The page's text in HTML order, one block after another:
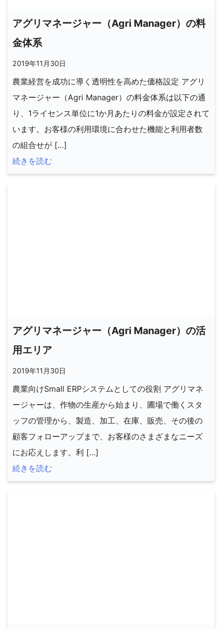
アグリマネージャー（Agri Manager）の料
金体系
2019年11月30日
農業経営を成功に導く透明性を高めた価格設定 アグリ
マネージャー（Agri Manager）の料金体系は以下の通
り、1ライセンス単位に1か月あたりの料金が設定されて
います。お客様の利用環境に合わせた機能と利用者数
の組合せが […]
続きを読む
アグリマネージャー（Agri Manager）の活
用エリア
2019年11月30日
農業向けSmall ERPシステムとしての役割 アグリマネ
ージャーは、作物の生産から始まり、圃場で働くスタ
ッフの管理から、製造、加工、在庫、販売、その後の
顧客フォローアップまで、お客様のさまざまなニーズ
にお応えします。利 […]
続きを読む